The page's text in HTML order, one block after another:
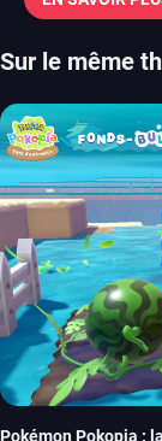
Sur le même
Pokémon Pokopia :